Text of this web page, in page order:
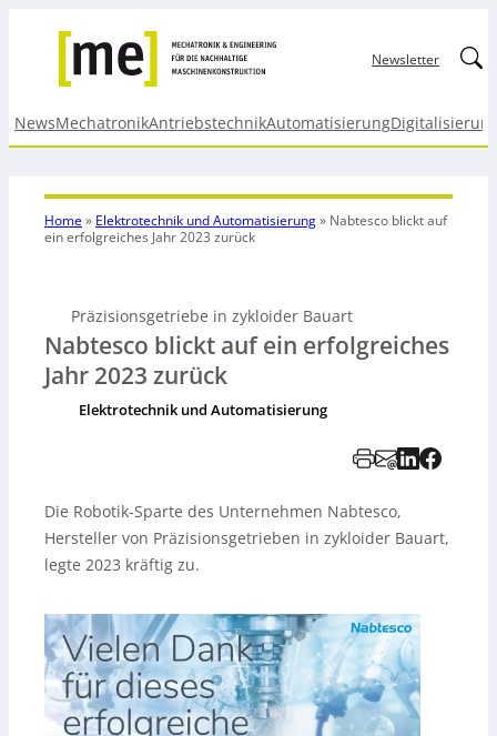
Newsletter
NewsMechatronikAntriebstechnikAutomatisierung
Home» Elektrotechnik und Automatisierung» Nabtesco blickt auf
ein erfolgreiches Jahr 2023 zurück
Präzisionsgetriebe in zykloider Bauart
Nabtesco blickt auf ein erfolgreiches
Jahr 2023 zurück
Elektrotechnik und Automatisierung
Die Robotik-Sparte des Unternehmen Nabtesco,
Hersteller von Präzisionsgetrieben in zykloider Bauart,
legte 2023 kräftig zu.